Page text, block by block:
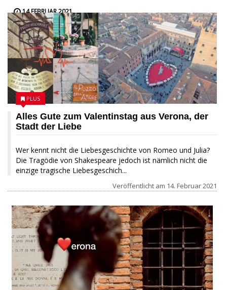
14 FEBRUAR 2021
Alles Gute zum Valentinstag aus Verona, der
Stadt der Liebe
Wer kennt nicht die Liebesgeschichte von Romeo und Julia?
Die Tragödie von Shakespeare jedoch ist nämlich nicht die
einzige tragische Liebesgeschich...
PLUS
Veröffentlicht am 14. Februar 2021